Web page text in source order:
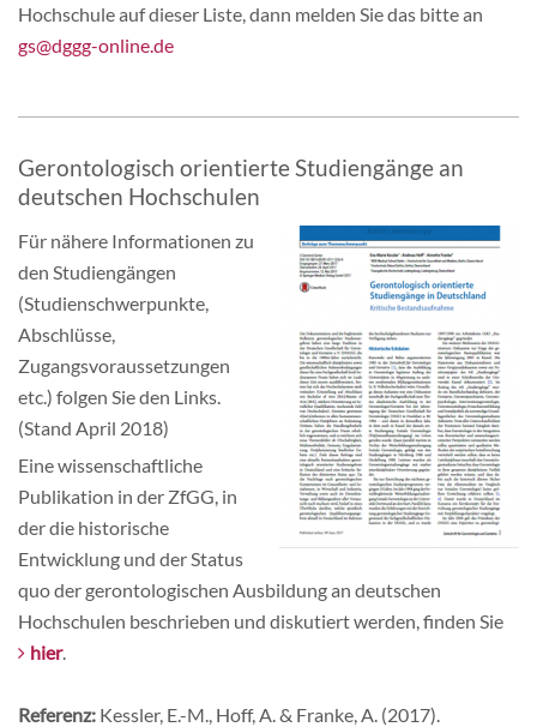
Hochschule auf dieser Liste, dann melden Sie das bitte an
gs@dggg-online.de
Gerontologisch orientierte Studiengänge an
deutschen Hochschulen
Für nähere Informationen zu
den Studiengängen
(Studienschwerpunkte,
Abschlüsse,
Zugangsvoraussetzungen
etc.) folgen Sie den Links.
(Stand April 2018)
Eine wissenschaftliche
Publikation in der ZfGG, in
der die historische
Entwicklung und der Status
quo der gerontologischen Ausbildung an deutschen
Hochschulen beschrieben und diskutiert werden, finden Sie
hier.
Referenz: Kessler, E.-M., Hoff, A. & Franke, A. (2017).